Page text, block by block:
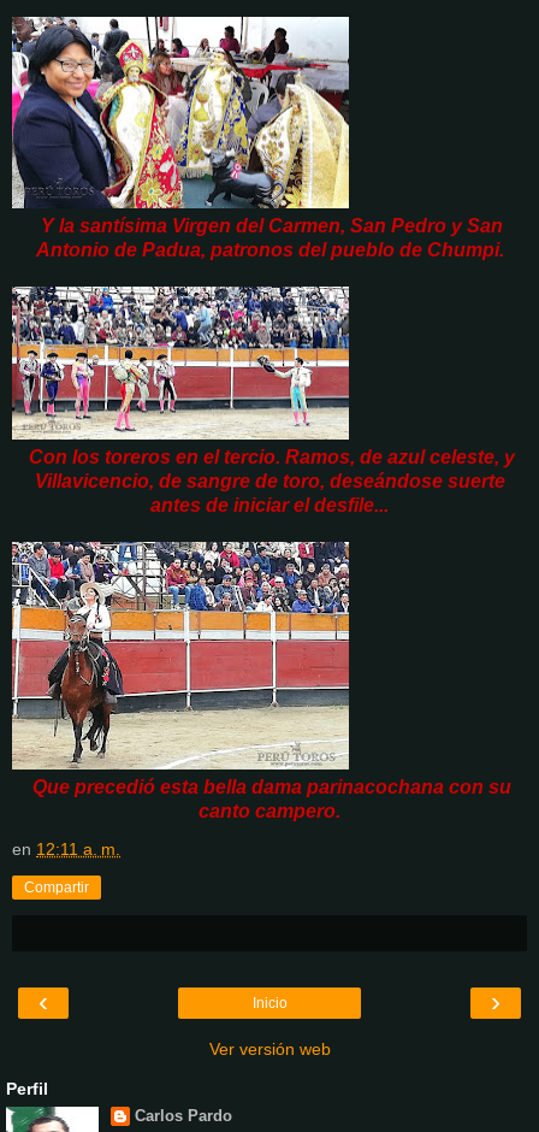
Y la santísima Virgen del Carmen, San Pedro y San
Antonio de Padua, patronos del pueblo de Chumpi.
Con los toreros en el tercio. Ramos, de azul celeste, y
Villavicencio, de sangre de toro, deseándose suerte
antes de iniciar el desfile...
Que precedió esta bella dama parinacochana con su
canto campero.
en 12:11 a. m.
Compartir
‹ ›
Inicio
Ver versión web
Perfil
Carlos Pardo